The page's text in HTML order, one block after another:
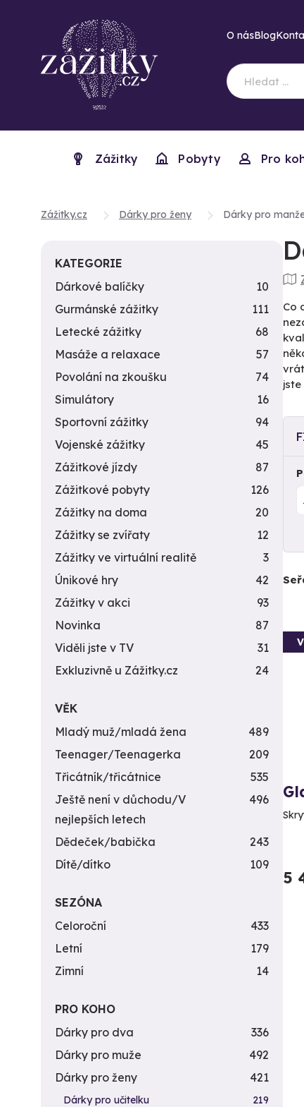
O násBlog
Zážitky Pobyty Pro
Zážitky.cz Dárky pro ženy Dárky pro
Co
5
KATEGORIE
Dárkové balíčky
10
Gurmánské zážitky
111
Letecké zážitky
68
Masáže a relaxace
57
Povolání na zkoušku
74
Simulátory
16
Sportovní zážitky
94
Vojenské zážitky
45
Zážitkové jízdy
87
Zážitkové pobyty
126
Zážitky na doma
20
Zážitky se zvířaty
12
Zážitky ve virtuální realitě
3
Únikové hry
42
Zážitky v akci
93
Novinka
87
Viděli jste v TV
31
Exkluzivně u Zážitky.cz
24
VĚK
Mladý muž/mladá žena
489
Teenager/Teenagerka
209
Třicátník/třicátnice
535
Ještě není v důchodu/V
nejlepších letech
496
Dědeček/babička
243
Dítě/dítko
109
SEZÓNA
Celoroční
433
Letní
179
Zimní
14
PRO KOHO
Dárky pro dva
336
Dárky pro muže
492
Dárky pro ženy
421
Dárky pro učitelku
219